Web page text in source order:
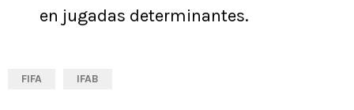
en jugadas determinantes.
FIFA IFAB